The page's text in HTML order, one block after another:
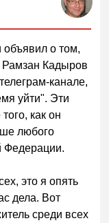
объявил о том,
Рамзан Кадыров
канале,
уйти". Эти
как он
любого
Федерации.
это я опять
дела. Вот
среди всех